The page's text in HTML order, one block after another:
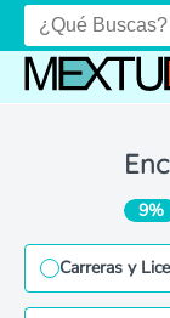
9%
Carreras y